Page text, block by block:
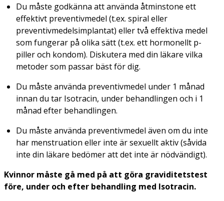
Du måste godkänna att använda åtminstone ett
effektivt preventivmedel (t.ex. spiral eller
preventivmedelsimplantat) eller två effektiva medel
som fungerar på olika sätt (t.ex. ett hormonellt p-
piller och kondom). Diskutera med din läkare vilka
metoder som passar bäst för dig.
Du måste använda preventivmedel under 1 månad
innan du tar Isotracin, under behandlingen och i 1
månad efter behandlingen.
Du måste använda preventivmedel även om du inte
har menstruation eller inte är sexuellt aktiv (såvida
inte din läkare bedömer att det inte är nödvändigt).
Kvinnor måste gå med på att göra graviditetstest
före, under och efter behandling med Isotracin.